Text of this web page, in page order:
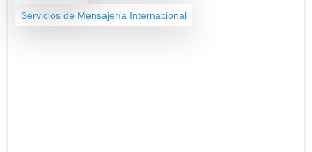
Servicios de Mensajería Internacional